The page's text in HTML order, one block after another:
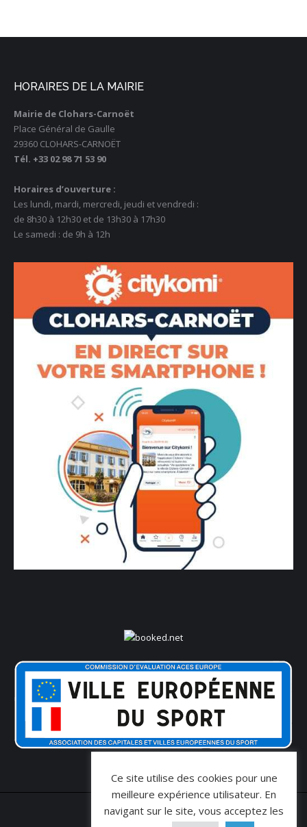
HORAIRES DE LA MAIRIE
Mairie de Clohars-Carnoët
Place Général de Gaulle
29360 CLOHARS-CARNOËT
Tél. +33 02 98 71 53 90
Horaires d’ouverture :
Les lundi, mardi, mercredi, jeudi et vendredi :
de 8h30 à 12h30 et de 13h30 à 17h30
Le samedi : de 9h à 12h
Ce site utilise des cookies pour une
meilleure expérience utilisateur. En
navigant sur le site, vous acceptez les